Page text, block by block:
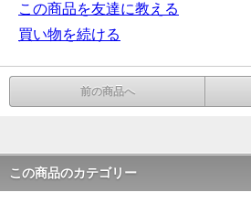
この商品を友達に教える
買い物を続ける
前の商品へ
この商品のカテゴリー